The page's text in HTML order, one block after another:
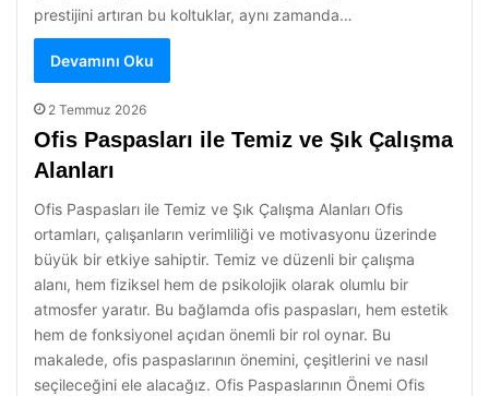
prestijini artıran bu koltuklar, aynı zamanda…
Devamını Oku
2 Temmuz 2026
Ofis Paspasları ile Temiz ve Şık Çalışma
Alanları
Ofis Paspasları ile Temiz ve Şık Çalışma Alanları Ofis
ortamları, çalışanların verimliliği ve motivasyonu üzerinde
büyük bir etkiye sahiptir. Temiz ve düzenli bir çalışma
alanı, hem fiziksel hem de psikolojik olarak olumlu bir
atmosfer yaratır. Bu bağlamda ofis paspasları, hem estetik
hem de fonksiyonel açıdan önemli bir rol oynar. Bu
makalede, ofis paspaslarının önemini, çeşitlerini ve nasıl
seçileceğini ele alacağız. Ofis Paspaslarının Önemi Ofis